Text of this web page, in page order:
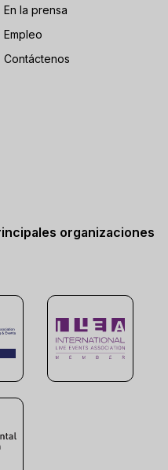
En la prensa
Empleo
Contáctenos
organizaciones